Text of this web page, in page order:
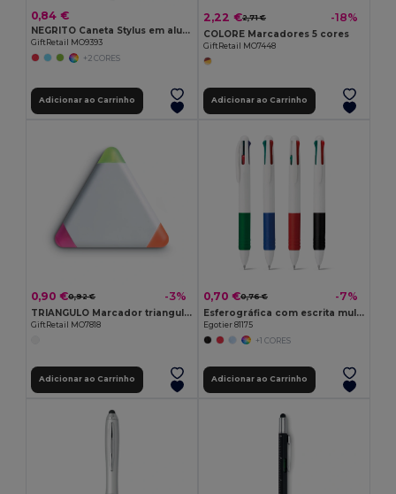
0,84 €
NEGRITO Caneta Stylus em alumínio
GiftRetail MO9393
+2 CORES
Adicionar ao Carrinho
2,22 €2,71 € -18%
COLORE Marcadores 5 cores
GiftRetail MO7448
Adicionar ao Carrinho
0,90 €0,92 € -3%
TRIANGULO Marcador triangular c/3 cores
GiftRetail MO7818
Adicionar ao Carrinho
0,70 €0,76 € -7%
Esferográfica com escrita multicor 4 em 1
Egotier 81175
+1 CORES
Adicionar ao Carrinho